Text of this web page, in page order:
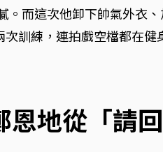
而這次他卸下帥氣外衣
訓練，連拍戲空檔都在
恩地從「請